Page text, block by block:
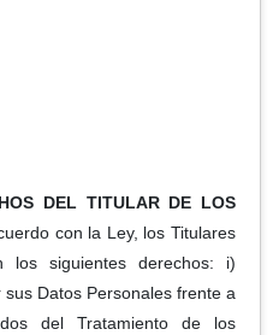
DEL TITULAR DE LOS
con la Ley, los Titulares
los siguientes derechos: i)
Datos Personales frente a
del Tratamiento de los